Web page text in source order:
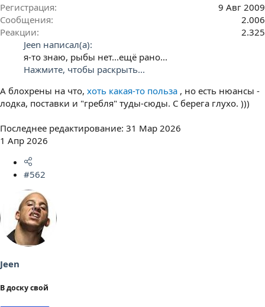
Регистрация
9 Авг 2009
Сообщения
2.006
Реакции
2.325
Jeen написал(а):
я-то знаю, рыбы нет...ещё рано...
Нажмите, чтобы раскрыть...
А блохрены на что, хоть какая-то польза , но есть нюансы -
лодка, поставки и "гребля" туды-сюды. С берега глухо. )))
Последнее редактирование: 31 Мар 2026
1 Апр 2026
#562
Jeen
В доску свой